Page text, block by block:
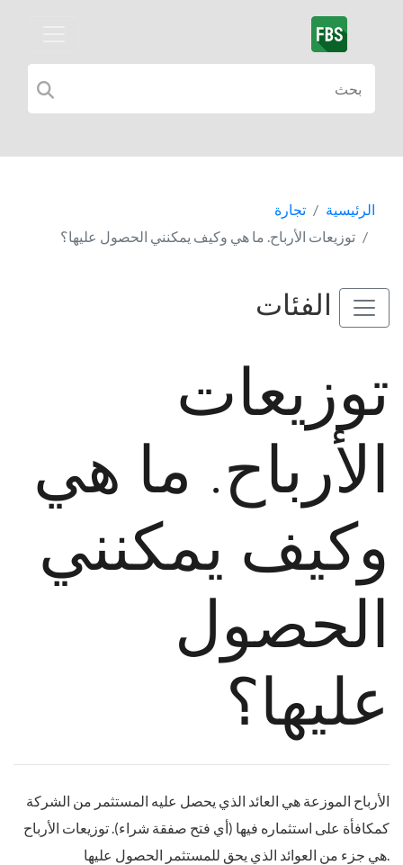
الرئيسية
تجارة
توزيعات الأرباح. ما هي وكيف يمكنني الحصول عليها؟
الفئات
توزيعات
الأرباح. ما هي
وكيف يمكنني
الحصول
عليها؟
الأرباح الموزعة هي العائد الذي يحصل عليه المستثمر من الشركة
كمكافأة على استثماره فيها (أي فتح صفقة شراء). توزيعات الأرباح